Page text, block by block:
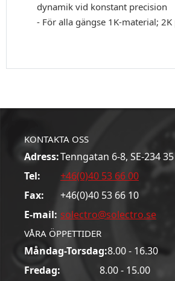
dynamik vid konstant precision
- För alla gängse 1K-material;
KONTAKTA OSS
Adress:Tenngatan 6-8, SE-234
Tel:
+46(0)40 53 66 00
Fax:
+46(0)40 53 66 10
E-mail: solectro@solectro.se
VÅRA ÖPPETTIDER
Måndag-Torsdag:8.00 - 16.30
Fredag:
8.00 - 15.00